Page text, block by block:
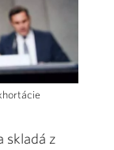
skladá z